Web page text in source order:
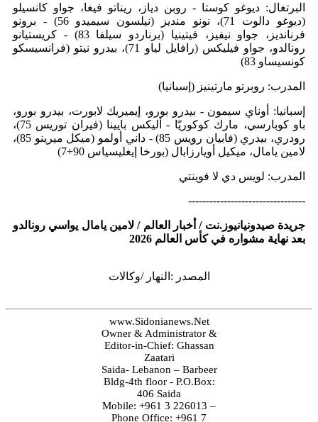
البرتغال: ديوغو كوستا - روبن دياز، ريناتو فيغا، جواو كانسيلو
(ديوغو دالوت 71)، نونو منديز (نيلسون سيميدو 56) - برونو
فرنانديز، جواو نيفيز، فيتينيا (برناردو سيلفا 83) - كريستيانو
رونالدو، جواو فيليكس (رافايل لياو 71)، بيدرو نيتو (فرانسيسكو
كونسيساو 83)
المدرب: روبرتو مارتينيز (إسبانيا)
إسبانيا: أوناي سيمون - بيدرو بورو، إيميريك لابورت، بيدرو بورو،
باو كوبارسي، مارك كوكوريّا - أليكس بايينا (فيران توريس 75)،
رودري، بيدري (فابيان رويس 85) - داني أولمو (ميكل ميرينو 85)،
لامين يامال، ميكيل أويارزابال (بورخا إيغليسياس 90+7)
المدرب: لويس دي لا فوينتي
---------------------------------
جريدة صيدونيانيوز.نت / أخبار العالم / لامين يامال يواسي رونالدو
بعد نهاية مشواره في كأس العالم 2026
المصدر :النهار /وكالات
www.Sidonianews.Net
Owner & Administrator &
Editor-in-Chief: Ghassan
Zaatari
Saida- Lebanon – Barbeer
Bldg-4th floor - P.O.Box:
406 Saida
Mobile: +961 3 226013 –
Phone Office: +961 7